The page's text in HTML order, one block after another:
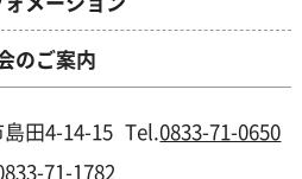
のご案内
田4-14-15 Tel.0833-71-0650
71-1782